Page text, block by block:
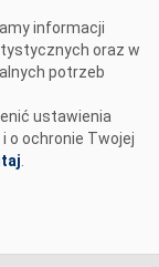
informacji
oraz w
potrzeb
ustawienia
o ochronie Twojej